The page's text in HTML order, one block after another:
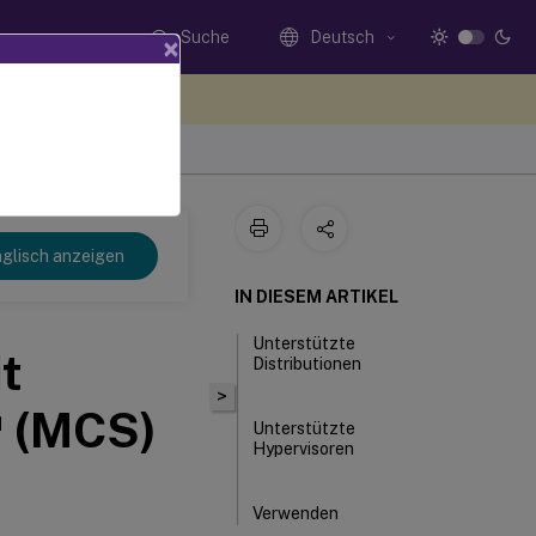
Suche Deutsch
anzeigen
(MCS)
>
IN DIESEM ARTIKEL
Unterstützte
Distributionen
Unterstützte
Hypervisoren
Verwenden
×